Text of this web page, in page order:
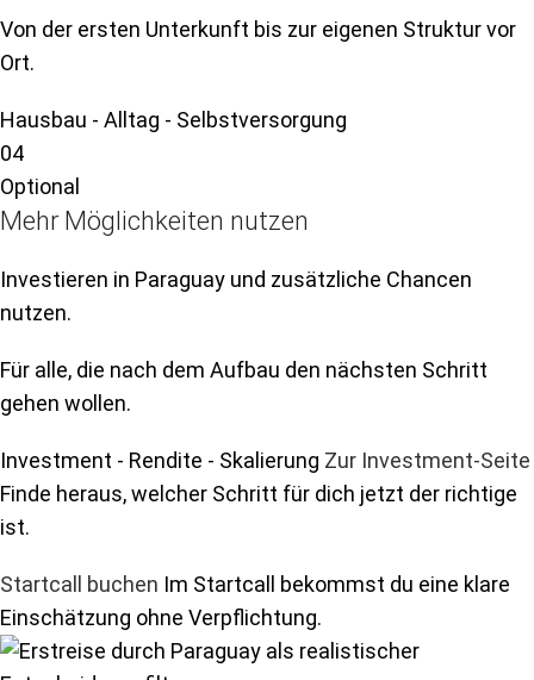
Von der ersten Unterkunft bis zur eigenen Struktur vor
Ort.
Hausbau - Alltag - Selbstversorgung
04
Optional
Mehr Möglichkeiten nutzen
Investieren in Paraguay und zusätzliche Chancen
nutzen.
Für alle, die nach dem Aufbau den nächsten Schritt
gehen wollen.
Investment - Rendite - Skalierung Zur Investment-Seite
Finde heraus, welcher Schritt für dich jetzt der richtige
ist.
Startcall buchen Im Startcall bekommst du eine klare
Einschätzung ohne Verpflichtung.